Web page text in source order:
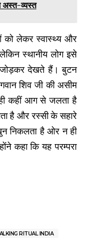
अस्त-व्यस्त
को लेकर स्वास्थ्य और
स्थानीय लोग इसे
जोड़कर देखते हैं। बुटन
शिव जी की असीम
कहीं आग से जलता है
है और रस्सी के सहारे
निकलता है ओर न ही
कहा कि यह परम्परा
RITUAL INDIA